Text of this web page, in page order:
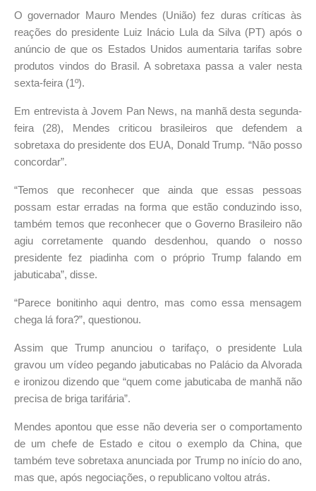
O governador Mauro Mendes (União) fez duras críticas às
reações do presidente Luiz Inácio Lula da Silva (PT) após o
anúncio de que os Estados Unidos aumentaria tarifas sobre
produtos vindos do Brasil. A sobretaxa passa a valer nesta
sexta-feira (1º).
Em entrevista à Jovem Pan News, na manhã desta segunda-
feira (28), Mendes criticou brasileiros que defendem a
sobretaxa do presidente dos EUA, Donald Trump. “Não posso
concordar”.
“Temos que reconhecer que ainda que essas pessoas
possam estar erradas na forma que estão conduzindo isso,
também temos que reconhecer que o Governo Brasileiro não
agiu corretamente quando desdenhou, quando o nosso
presidente fez piadinha com o próprio Trump falando em
jabuticaba”, disse.
“Parece bonitinho aqui dentro, mas como essa mensagem
chega lá fora?”, questionou.
Assim que Trump anunciou o tarifaço, o presidente Lula
gravou um vídeo pegando jabuticabas no Palácio da Alvorada
e ironizou dizendo que “quem come jabuticaba de manhã não
precisa de briga tarifária”.
Mendes apontou que esse não deveria ser o comportamento
de um chefe de Estado e citou o exemplo da China, que
também teve sobretaxa anunciada por Trump no início do ano,
mas que, após negociações, o republicano voltou atrás.